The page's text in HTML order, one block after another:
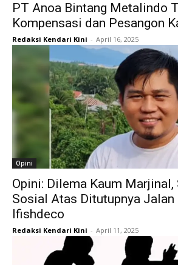
PT Anoa Bintang Metalindo
Kompensasi dan Pesangon
Redaksi Kendari Kini - April 16, 2025
Opini
Opini: Dilema Kaum Marjinal,
Sosial Atas Ditutupnya Jalan
Ifishdeco
Redaksi Kendari Kini - April 11, 2025